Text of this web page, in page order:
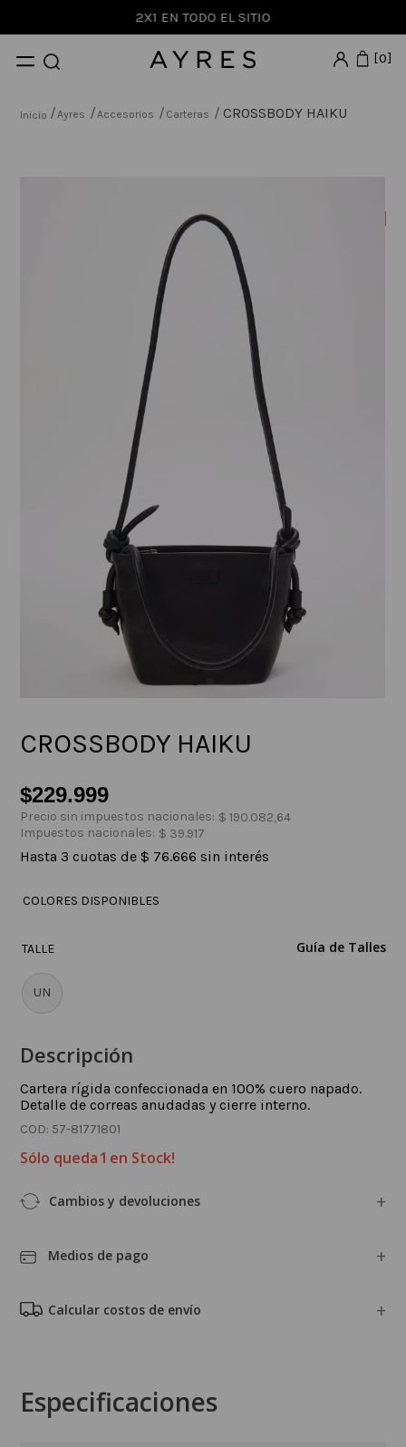
2X1 EN TODO EL SITIO
0
Ayres Accesorios Carteras CROSSBODY HAIKU
CROSSBODY HAIKU
$229.999
Precio sin impuestos nacionales: $ 190.082,64
Impuestos nacionales: $ 39.917
Hasta 3 cuotas de$ 76.666 sin interés
COLORES DISPONIBLES
TALLE
UN
Guía de Talles
Descripción
Cartera rígida confeccionada en 100% cuero napado.
Detalle de correas anudadas y cierre interno.
: 57-81771801
Sólo queda1 en Stock!
Cambios y devoluciones
Medios de pago
Calcular costos de envío
Especificaciones